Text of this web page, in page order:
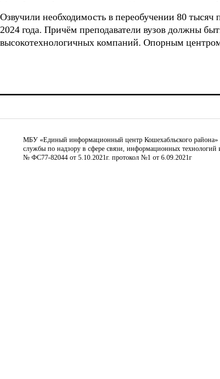
Озвучили необходимость в переобучении 80
2024 года. Причём преподаватели вузов должны
высокотехнологичных компаний. Опорным
МБУ «Единый информационный центр Кошехабльского района»
службы по надзору в сфере связи, информационных
№ ФС77-82044 от 5.10.2021г. протокол №1 от 6.09.2021г